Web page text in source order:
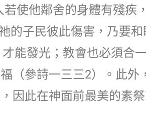
使他鄰舍的身體有殘疾
的子民彼此傷害，乃要和
能發光；教會也必須合
（參詩一三三2）。此外
因此在神面前最美的素